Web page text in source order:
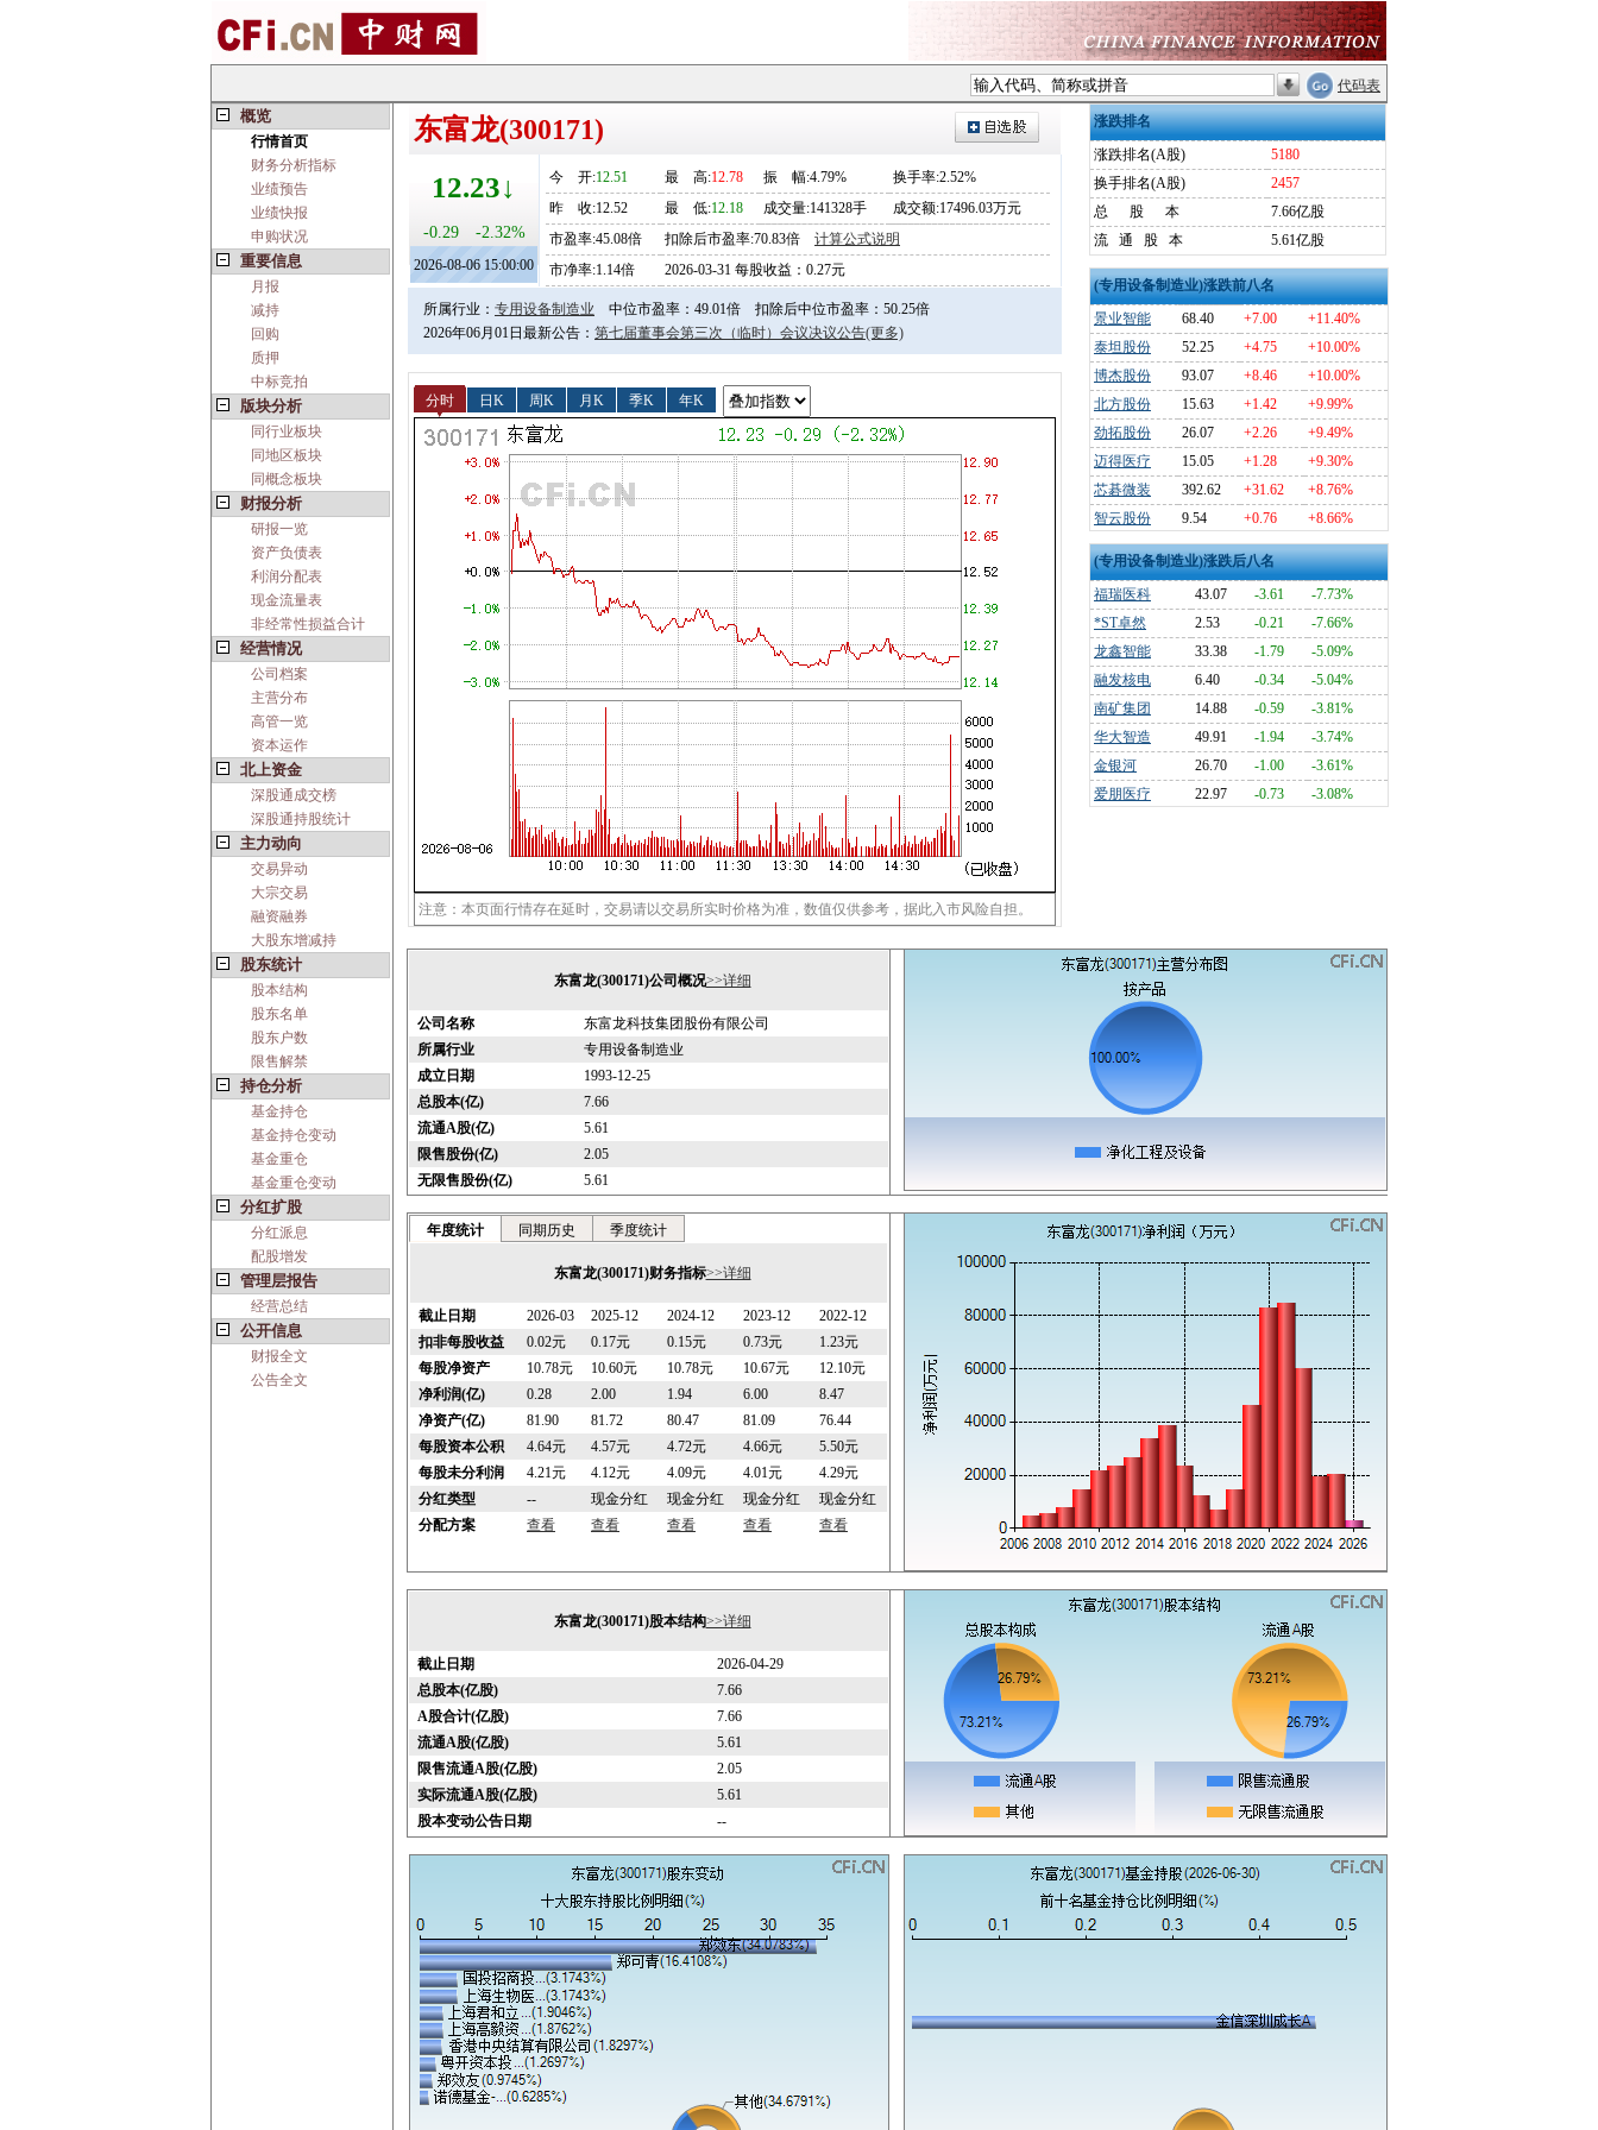
代码表
概览
行情首页
财务分析指标
业绩预告
业绩快报
申购状况
重要信息
月报
减持
回购
质押
中标竞拍
版块分析
同行业板块
同地区板块
同概念板块
财报分析
研报一览
资产负债表
利润分配表
现金流量表
非经常性损益合计
经营情况
公司档案
主营分布
高管一览
资本运作
北上资金
深股通成交榜
深股通持股统计
主力动向
交易异动
大宗交易
融资融券
大股东增减持
股东统计
股本结构
股东名单
股东户数
限售解禁
持仓分析
基金持仓
基金持仓变动
基金重仓
基金重仓变动
分红扩股
分红派息
配股增发
管理层报告
经营总结
公开信息
财报全文
公告全文
东富龙(300171)
12.23↓
-0.29 -2.32%
2026-08-06 15:00:00
今 开:12.51 最 高:12.78 振 幅:4.79%
换手率:2.52%
昨
收:12.52 最 低:12.18 成交量:141328手
成交额:17496.03万元
市盈率:45.08倍
扣除后市盈率:70.83倍
计算公式说明
市净率:1.14倍
2026-03-31 每股收益：0.27元
所属行业： 专用设备制造业 中位市盈率：49.01倍
扣除后中位市盈率：50.25倍
2026年06月01日最新公告： 第七届董事会第三次（临时）会议决议公告(更多)
分时 日K 周K 月K 季K 年K
注意：本页面行情存在延时，交易请以交易所实时价格为准，数值仅供参考，据此入市风险自担。
涨跌排名
涨跌排名(A股)
5180
换手排名(A股)
2457
总
股 本
7.66亿股
流
通 股 本 5.61亿股
(专用设备制造业)涨跌前八名
景业智能
68.40 +7.00
+11.40%
泰坦股份
52.25 +4.75
+10.00%
博杰股份
93.07 +8.46
+10.00%
北方股份
15.63 +1.42
+9.99%
劲拓股份
26.07 +2.26
+9.49%
迈得医疗
15.05 +1.28
+9.30%
芯碁微装
392.62 +31.62
+8.76%
智云股份
9.54 +0.76 +8.66%
(专用设备制造业)涨跌后八名
福瑞医科
43.07 -3.61
-7.73%
*ST卓然
2.53 -0.21
-7.66%
龙鑫智能
33.38 -1.79
-5.09%
融发核电
6.40 -0.34
-5.04%
南矿集团
14.88 -0.59
-3.81%
华大智造
49.91 -1.94
-3.74%
金银河
26.70 -1.00
-3.61%
爱朋医疗
22.97 -0.73 -3.08%
东富龙(300171)公司概况>>详细
公司名称
东富龙科技集团股份有限公司
所属行业
专用设备制造业
成立日期
1993-12-25
总股本(亿)
7.66
流通A股(亿)
5.61
限售股份(亿)
2.05
无限售股份(亿)
5.61
年度统计 同期历史 季度统计
东富龙(300171)财务指标>>详细
截止日期 2026-03 2025-12 2024-12 2023-12
2022-12
扣非每股收益
0.02元 0.17元 0.15元 0.73元
1.23元
每股净资产
10.78元 10.60元 10.78元 10.67元
12.10元
净利润(亿)
0.28 2.00 1.94 6.00
8.47
净资产(亿)
81.90 81.72 80.47 81.09
76.44
每股资本公积
4.64元 4.57元 4.72元 4.66元
5.50元
每股未分利润
4.21元 4.12元 4.09元 4.01元
4.29元
分红类型
-- 现金分红 现金分红 现金分红
现金分红
分配方案
查看 查看 查看 查看 查看
东富龙(300171)股本结构>>详细
截止日期
2026-04-29
总股本(亿股)
7.66
A股合计(亿股)
7.66
流通A股(亿股)
5.61
限售流通A股(亿股)
2.05
实际流通A股(亿股)
5.61
股本变动公告日期
--